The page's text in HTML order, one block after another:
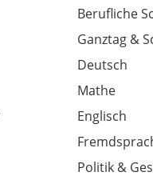
Berufliche
Ganztag &
Deutsch
Mathe
Englisch
Politik &